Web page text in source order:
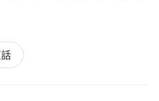
，配備完善的調理設施與設